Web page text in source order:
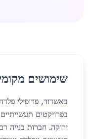
שימושים
באשדוד, פרופילי
בפרויקטים
ירוקה. חברות בנייה